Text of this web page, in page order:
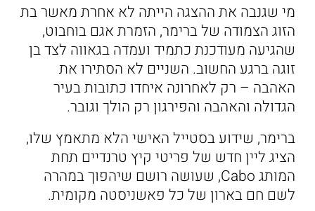
מי שגנבה את ההצגה הייתה לא אחרת מאשר בת
הזוג הצמודה של ברימר, הזמרת אגם בוחבוט,
שהגיעה מעודכנת כתמיד ועמדה בגאווה לצד בן
זוגה ברגע החשוב. השניים לא הסתירו את
האהבה – רק לאחרונה איחדו כתובות בעיר
הגדולה והאהבה והפירגון רק הולך וגובר.
ברימר, שידוע בסטייל האישי הלא מתאמץ שלו,
הציג ליין חדש של פריטי קיץ טרנדיים תחת
המותג Cabo, שעושה רושם שיהפוך במהרה
לשם חם בארון של כל פאשניסטה מקומית.